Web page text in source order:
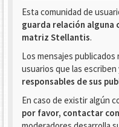
Esta comunidad de
guarda relación alguna
matriz Stellantis.
Los mensajes
usuarios que las escriben
responsables de sus
En caso de existir algún
por favor, contactar